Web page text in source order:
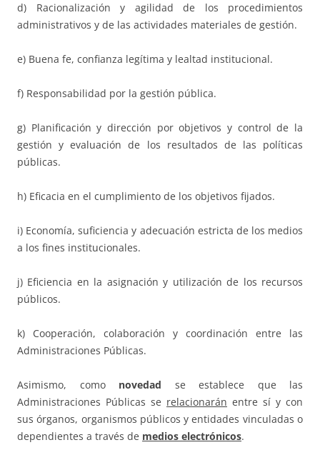
d) Racionalización y agilidad de los procedimientos
administrativos y de las actividades materiales de gestión.
e) Buena fe, confianza legítima y lealtad institucional.
f) Responsabilidad por la gestión pública.
g) Planificación y dirección por objetivos y control de la
gestión y evaluación de los resultados de las políticas
públicas.
h) Eficacia en el cumplimiento de los objetivos fijados.
i) Economía, suficiencia y adecuación estricta de los medios
a los fines institucionales.
j) Eficiencia en la asignación y utilización de los recursos
públicos.
k) Cooperación, colaboración y coordinación entre las
Administraciones Públicas.
Asimismo, como novedad se establece que las
Administraciones Públicas se relacionarán entre sí y con
sus órganos, organismos públicos y entidades vinculadas o
dependientes a través de medios electrónicos.